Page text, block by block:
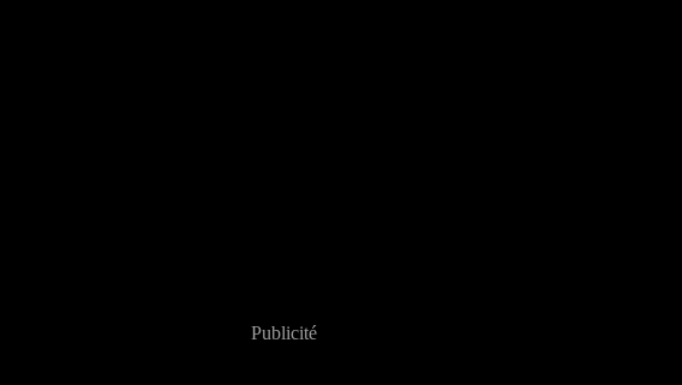
Publicité